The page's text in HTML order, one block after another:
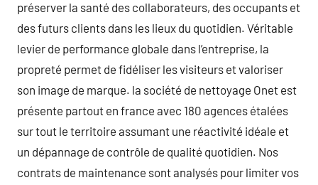
préserver la santé des collaborateurs, des occupants et
des futurs clients dans les lieux du quotidien. Véritable
levier de performance globale dans l’entreprise, la
propreté permet de fidéliser les visiteurs et valoriser
son image de marque. la société de nettoyage Onet est
présente partout en france avec 180 agences étalées
sur tout le territoire assumant une réactivité idéale et
un dépannage de contrôle de qualité quotidien. Nos
contrats de maintenance sont analysés pour limiter vos